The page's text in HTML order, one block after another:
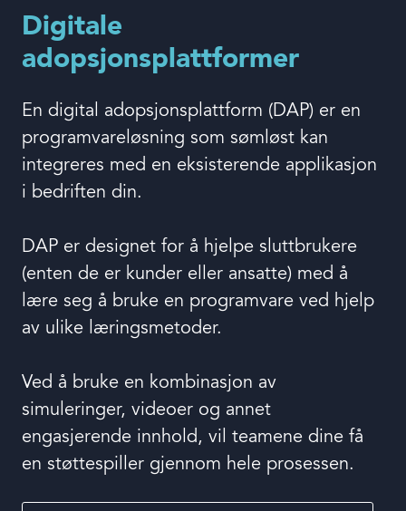
Språk
Digitale
adopsjonsplattformer
En digital adopsjonsplattform (DAP) er en
programvareløsning som sømløst kan
integreres med en eksisterende applikasjon
i bedriften din.
DAP er designet for å hjelpe sluttbrukere
(enten de er kunder eller ansatte) med å
lære seg å bruke en programvare ved hjelp
av ulike læringsmetoder.
Ved å bruke en kombinasjon av
simuleringer, videoer og annet
engasjerende innhold, vil teamene dine få
en støttespiller gjennom hele prosessen.